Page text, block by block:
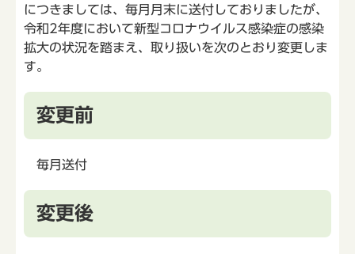
につきましては、毎月月末に送付しておりましたが、
令和2年度において新型コロナウイルス感染症の感染
拡大の状況を踏まえ、取り扱いを次のとおり変更しま
す。
変更前
毎月送付
変更後